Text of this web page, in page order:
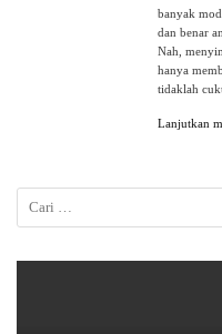
banyak
dan benar
Nah,
hanya
tidaklah
Lanjutkan